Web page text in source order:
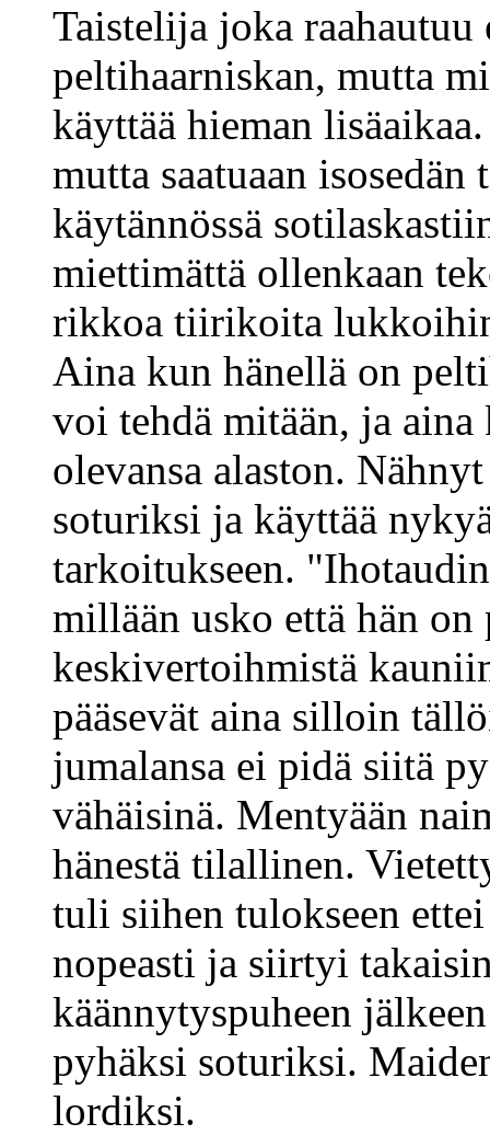
Taistelija joka raahautuu
peltihaarniskan, mutta
käyttää hieman
mutta saatuaan
käytännössä
miettimättä ollenkaan
rikkoa tiirikoita
Aina kun hänellä on
voi tehdä mitään, ja
olevansa alaston.
soturiksi ja käyttää
tarkoitukseen.
millään usko että hän
keskivertoihmistä
pääsevät aina silloin
jumalansa ei pidä siitä
vähäisinä. Mentyään
hänestä tilallinen.
tuli siihen tulokseen
nopeasti ja siirtyi
käännytyspuheen
pyhäksi soturiksi.
lordiksi.